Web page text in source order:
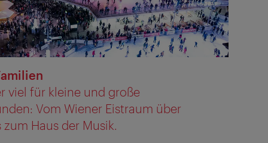
viel für kleine und große
Vom Wiener Eistraum über
Haus der Musik.